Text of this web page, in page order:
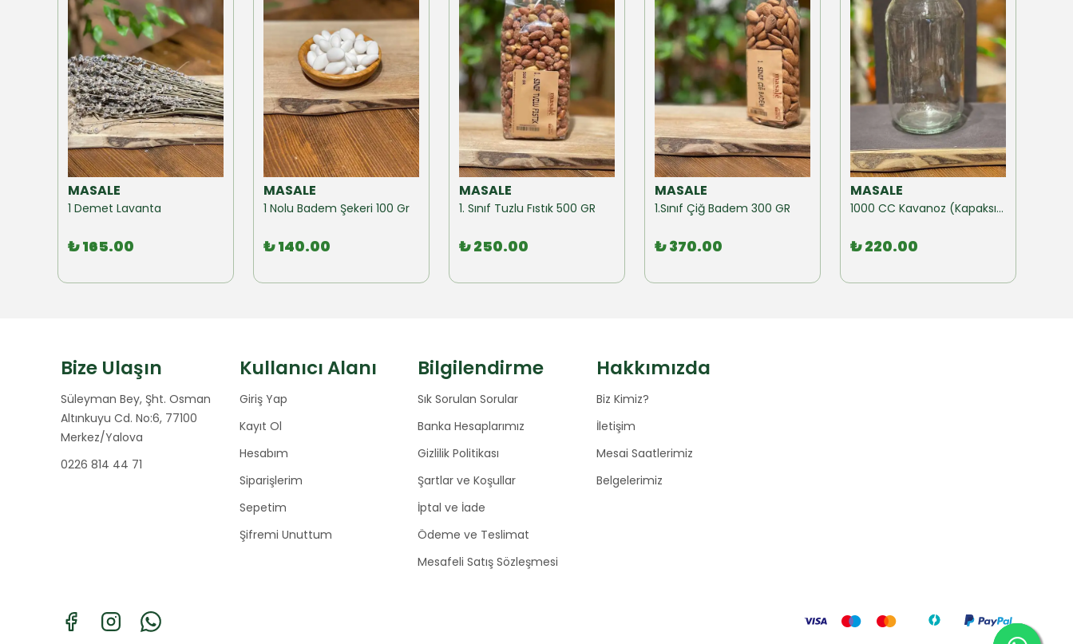
MASALE
1 Demet Lavanta
₺ 165.00
MASALE
1 Nolu Badem Şekeri 100 Gr
₺ 140.00
MASALE
1. Sınıf Tuzlu Fıstık 500 GR
₺ 250.00
MASALE
1.Sınıf Çiğ Badem 300 GR
₺ 370.00
MASALE
1000 CC Kavanoz (Kapaksız) 10 Adet
₺ 220.00
Bize Ulaşın
Süleyman Bey, Şht. Osman
Altınkuyu Cd. No:6, 77100
Merkez/Yalova
0226 814 44 71
Kullanıcı Alanı
Giriş Yap
Kayıt Ol
Hesabım
Siparişlerim
Sepetim
Şifremi Unuttum
Bilgilendirme
Sık Sorulan Sorular
Banka Hesaplarımız
Gizlilik Politikası
Şartlar ve Koşullar
İptal ve İade
Ödeme ve Teslimat
Mesafeli Satış Sözleşmesi
Hakkımızda
Biz Kimiz?
İletişim
Mesai Saatlerimiz
Belgelerimiz